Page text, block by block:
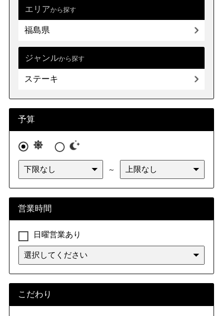
エリアから探す
福島県
兵庫県
中国 広島県
山口県
四国 高知県
九州・沖縄 福岡県 佐賀県 長崎県 熊本県
大分県 宮崎県 鹿児島県
沖縄県
ジャンルから探す
ステーキ
予算
～
営業時間
日曜営業あり
こだわり